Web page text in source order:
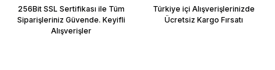
256Bit SSL Sertifikası ile Tüm
Siparişleriniz Güvende. Keyifli
Alışverişler
Türkiye içi Alışverişlerinizde
Ücretsiz Kargo Fırsatı